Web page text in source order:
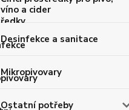
víno a cider
Desinfekce a sanitace
Mikropivovary
Ostatní potřeby